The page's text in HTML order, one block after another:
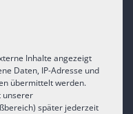
Inhalte angezeigt
Daten, IP-Adresse und
übermittelt werden.
unserer
später jederzeit